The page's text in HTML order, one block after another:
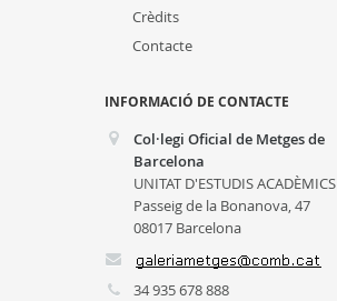
Crèdits
Contacte
INFORMACIÓ DE CONTACTE
Col·legi Oficial de Metges de
Barcelona
UNITAT D'ESTUDIS ACADÈMICS
Passeig de la Bonanova, 47
08017 Barcelona
34 935 678 888